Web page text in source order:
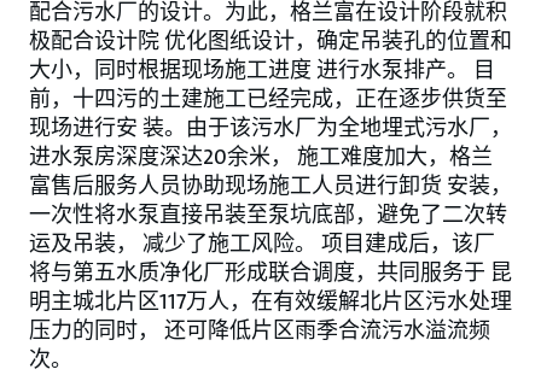
配合污水厂的设计。为此，格兰富在设计阶段就积
极配合设计院 优化图纸设计，确定吊装孔的位置和
大小，同时根据现场施工进度 进行水泵排产。 目
前，十四污的土建施工已经完成，正在逐步供货至
现场进行安 装。由于该污水厂为全地埋式污水厂，
进水泵房深度深达20余米， 施工难度加大，格兰
富售后服务人员协助现场施工人员进行卸货 安装，
一次性将水泵直接吊装至泵坑底部，避免了二次转
运及吊装， 减少了施工风险。 项目建成后，该厂
将与第五水质净化厂形成联合调度，共同服务于 昆
明主城北片区117万人，在有效缓解北片区污水处理
压力的同时， 还可降低片区雨季合流污水溢流频
次。